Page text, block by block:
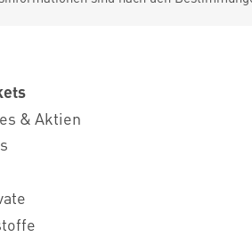
& Aktien